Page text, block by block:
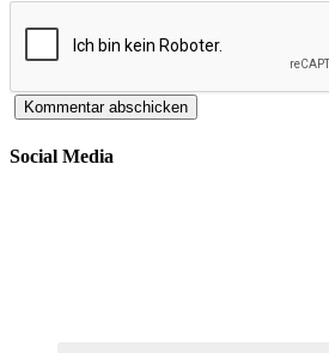
Social Media